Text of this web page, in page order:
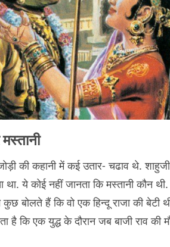
की कहानी में कई उतार- चढाव थे.
था. ये कोई नहीं जानता कि मस्तानी कौन
कुछ बोलते हैं कि वो एक हिन्दू राजा की बेटी
है कि एक युद्ध के दौरान जब बाजी राव की